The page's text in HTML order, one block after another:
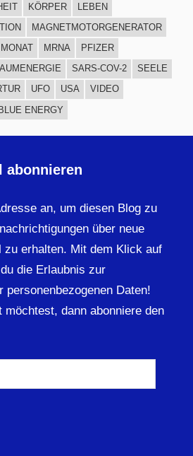
KÖRPER
LEBEN
MAGNETMOTORGENERATOR
MONAT MRNA
PFIZER
SARS-COV-2
SEELE
UFO USA
VIDEO
ENERGY
abonnieren
an, um diesen Blog zu
über neue
zu erhalten. Mit dem Klick auf
die Erlaubnis zur
personenbezogenen Daten!
möchtest, dann abonniere den